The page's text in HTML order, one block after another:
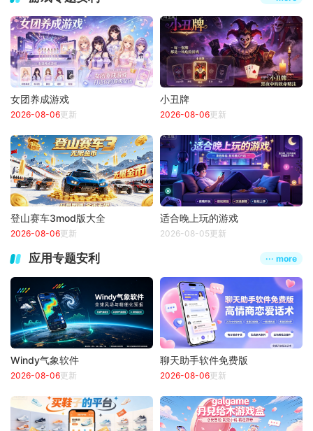
女团养成游戏
2026-08-06更新
小丑牌
2026-08-06更新
登山赛车3mod版大全
2026-08-06更新
适合晚上玩的游戏
2026-08-05更新
应用专题安利 ··· more
Windy气象软件
2026-08-06更新
聊天助手软件免费版
2026-08-06更新